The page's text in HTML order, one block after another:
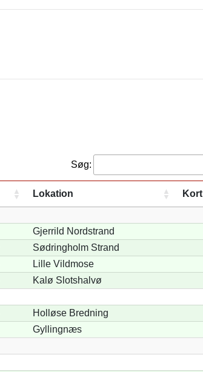
Søg:
Lokation Kort
Gjerrild Nordstrand
Sødringholm Strand
Lille Vildmose
Kalø Slotshalvø
Holløse Bredning
Gyllingnæs